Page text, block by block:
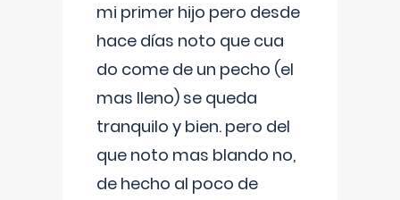
mi primer hijo pero desde
hace días noto que cua
do come de un pecho (el
mas lleno) se queda
tranquilo y bien. pero del
que noto mas blando no,
de hecho al poco de